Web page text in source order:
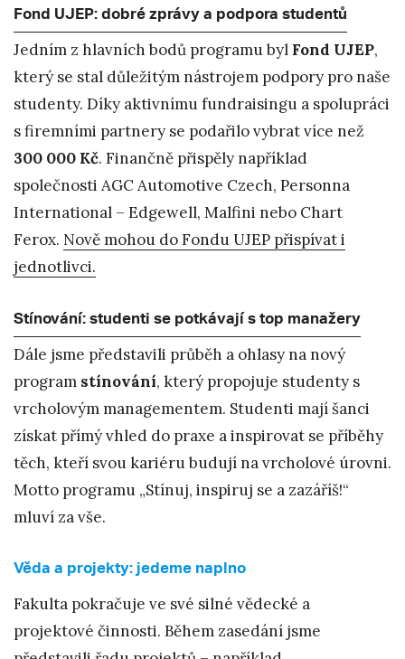
Fond UJEP: dobré zprávy a podpora studentů
Jedním z hlavních bodů programu byl Fond UJEP,
který se stal důležitým nástrojem podpory pro naše
studenty. Díky aktivnímu fundraisingu a spolupráci
s firemními partnery se podařilo vybrat více než
300 000 Kč. Finančně přispěly například
společnosti AGC Automotive Czech, Personna
International – Edgewell, Malfini nebo Chart
Ferox. Nově mohou do Fondu UJEP přispívat i
jednotlivci.
Stínování: studenti se potkávají s top manažery
Dále jsme představili průběh a ohlasy na nový
program stínování, který propojuje studenty s
vrcholovým managementem. Studenti mají šanci
získat přímý vhled do praxe a inspirovat se příběhy
těch, kteří svou kariéru budují na vrcholové úrovni.
Motto programu „Stínuj, inspiruj se a zazáříš!“
mluví za vše.
Věda a projekty: jedeme naplno
Fakulta pokračuje ve své silné vědecké a
projektové činnosti. Během zasedání jsme